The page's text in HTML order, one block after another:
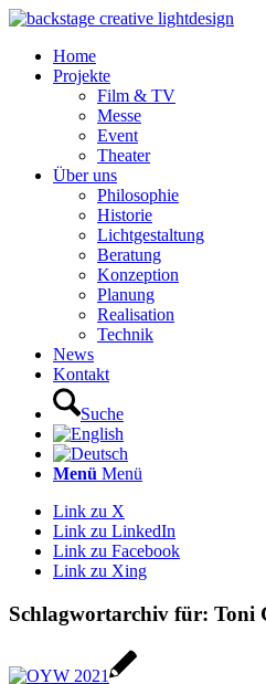
Home
Projekte
Film & TV
Messe
Event
Theater
Über uns
Philosophie
Historie
Lichtgestaltung
Beratung
Konzeption
Planung
Realisation
Technik
News
Kontakt
Suche
Menü Menü
Link zu X
Link zu LinkedIn
Link zu Facebook
Link zu Xing
Schlagwortarchiv für: Toni